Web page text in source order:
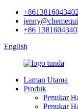
+8613816043402
+86
English
Laman Utama
Produk
Penukar
Penukar